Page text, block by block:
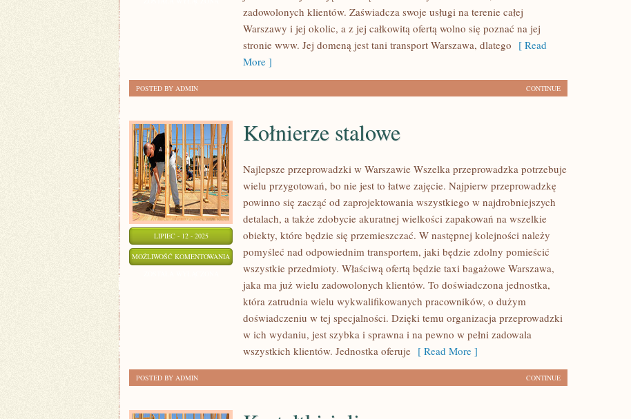
zadowolonych klientów. Zaświadcza swoje usługi na terenie całej
Warszawy i jej okolic, a z jej całkowitą ofertą wolno się poznać na jej
stronie www. Jej domeną jest tani transport Warszawa, dlatego [ Read
More ]
CONTINUE
POSTED BY ADMIN
LIPIEC - 12 - 2025
MOŻLIWOŚĆ KOMENTOWANIA KOŁNIERZE
STALOWE
Kołnierze stalowe
Najlepsze przeprowadzki w Warszawie Wszelka przeprowadzka potrzebuje
wielu przygotowań, bo nie jest to łatwe zajęcie. Najpierw przeprowadzkę
powinno się zacząć od zaprojektowania wszystkiego w najdrobniejszych
detalach, a także zdobycie akuratnej wielkości zapakowań na wszelkie
obiekty, które będzie się przemieszczać. W następnej kolejności należy
pomyśleć nad odpowiednim transportem, jaki będzie zdolny pomieścić
wszystkie przedmioty. Właściwą ofertą będzie taxi bagażowe Warszawa,
jaka ma już wielu zadowolonych klientów. To doświadczona jednostka,
która zatrudnia wielu wykwalifikowanych pracowników, o dużym
doświadczeniu w tej specjalności. Dzięki temu organizacja przeprowadzki
w ich wydaniu, jest szybka i sprawna i na pewno w pełni zadowala
wszystkich klientów. Jednostka oferuje [ Read More ]
CONTINUE
POSTED BY ADMIN